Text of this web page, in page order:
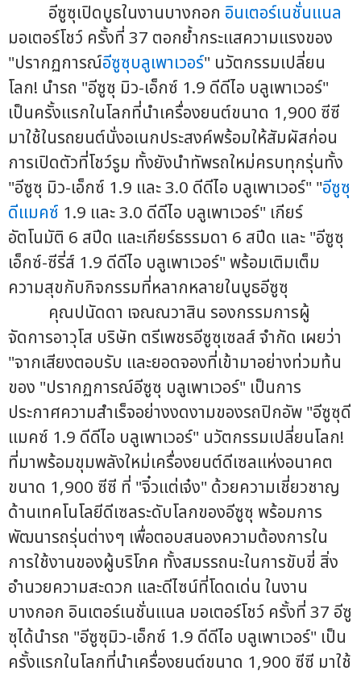
อีซูซุเปิดบูธในงานบางกอก อินเตอร์เนชั่นแนล
มอเตอร์โชว์ ครั้งที่ 37 ตอกย้ำกระแสความแรงของ
"ปรากฏการณ์อีซูซุบลูเพาเวอร์" นวัตกรรมเปลี่ยน
โลก! นำรถ "อีซูซุ มิว-เอ็กซ์ 1.9 ดีดีไอ บลูเพาเวอร์"
เป็นครั้งแรกในโลกที่นำเครื่องยนต์ขนาด 1,900 ซีซี
มาใช้ในรถยนต์นั่งอเนกประสงค์พร้อมให้สัมผัสก่อน
การเปิดตัวที่โชว์รูม ทั้งยังนำทัพรถใหม่ครบทุกรุ่นทั้ง
"อีซูซุ มิว-เอ็กซ์ 1.9 และ 3.0 ดีดีไอ บลูเพาเวอร์" "อีซูซุ
ดีแมคซ์ 1.9 และ 3.0 ดีดีไอ บลูเพาเวอร์" เกียร์
อัตโนมัติ 6 สปีด และเกียร์ธรรมดา 6 สปีด และ "อีซูซุ
เอ็กซ์-ซีรี่ส์ 1.9 ดีดีไอ บลูเพาเวอร์" พร้อมเติมเต็ม
ความสุขกับกิจกรรมที่หลากหลายในบูธอีซูซุ
คุณปนัดดา เจณณวาสิน รองกรรมการผู้
จัดการอาวุโส บริษัท ตรีเพชรอีซูซุเซลส์ จำกัด เผยว่า
"จากเสียงตอบรับ และยอดจองที่เข้ามาอย่างท่วมท้น
ของ "ปรากฏการณ์อีซูซุ บลูเพาเวอร์" เป็นการ
ประกาศความสำเร็จอย่างงดงามของรถปิกอัพ "อีซูซุดี
แมคซ์ 1.9 ดีดีไอ บลูเพาเวอร์" นวัตกรรมเปลี่ยนโลก!
ที่มาพร้อมขุมพลังใหม่เครื่องยนต์ดีเซลแห่งอนาคต
ขนาด 1,900 ซีซี ที่ "จิ๋วแต่เจ๋ง" ด้วยความเชี่ยวชาญ
ด้านเทคโนโลยีดีเซลระดับโลกของอีซูซุ พร้อมการ
พัฒนารถรุ่นต่างๆ เพื่อตอบสนองความต้องการใน
การใช้งานของผู้บริโภค ทั้งสมรรถนะในการขับขี่ สิ่ง
อำนวยความสะดวก และดีไซน์ที่โดดเด่น ในงาน
บางกอก อินเตอร์เนชั่นแนล มอเตอร์โชว์ ครั้งที่ 37 อีซู
ซุได้นำรถ "อีซูซุมิว-เอ็กซ์ 1.9 ดีดีไอ บลูเพาเวอร์" เป็น
ครั้งแรกในโลกที่นำเครื่องยนต์ขนาด 1,900 ซีซี มาใช้